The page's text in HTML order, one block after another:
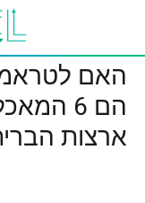
האם
הם 6
ארצות